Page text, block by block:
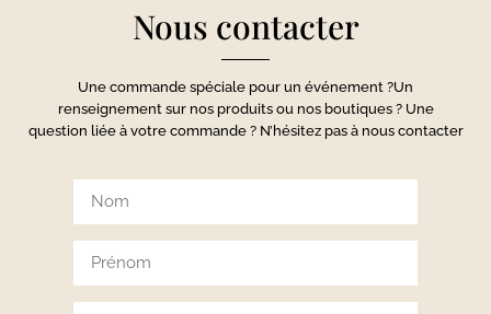
Nous contacter
Une commande spéciale pour un événement ?Un
renseignement sur nos produits ou nos boutiques ? Une
question liée à votre commande ? N’hésitez pas à nous contacter